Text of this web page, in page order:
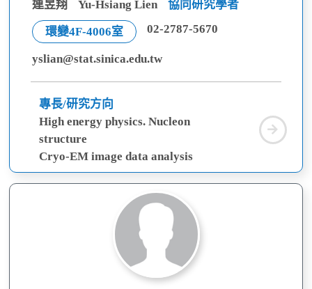
連昱翔 Yu-Hsiang Lien 協同研究學者
環變4F-4006室 02-2787-5670
yslian@stat.sinica.edu.tw
專長/研究方向
High energy physics. Nucleon
structure
Cryo-EM image data analysis
連
昱